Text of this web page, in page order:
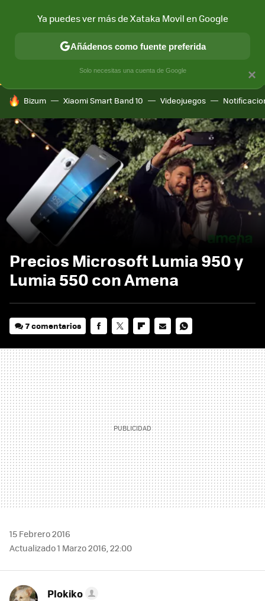
CONECTIVIDAD MÓVIL Y SOCIEDAD APLICACIONES
HOY SE HABLA DE
Bizum Xiaomi Smart Band 10 Videojuegos
Precios Microsoft Lumia 950 y
Lumia 550 con Amena
7 comentarios
MAIL
15 Febrero 2016
Actualizado 1 Marzo 2016, 22:00
Plokiko
×
Ya puedes ver más de Xataka Movil en Google
Añádenos como fuente preferida
Solo necesitas una cuenta de Google